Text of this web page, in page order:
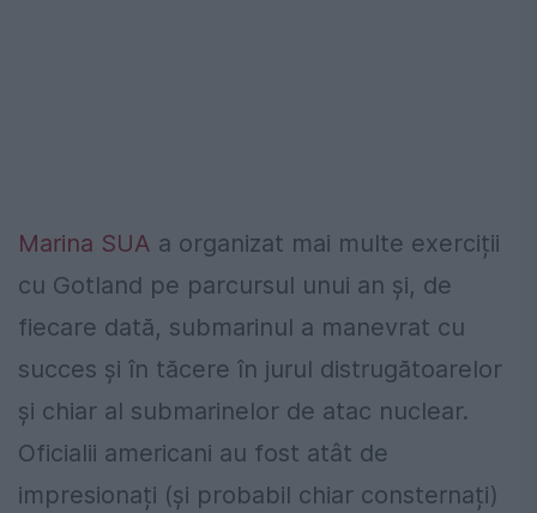
Marina SUA a organizat mai multe exerciții
cu Gotland pe parcursul unui an și, de
fiecare dată, submarinul a manevrat cu
succes și în tăcere în jurul distrugătoarelor
și chiar al submarinelor de atac nuclear.
Oficialii americani au fost atât de
impresionați (și probabil chiar consternați)